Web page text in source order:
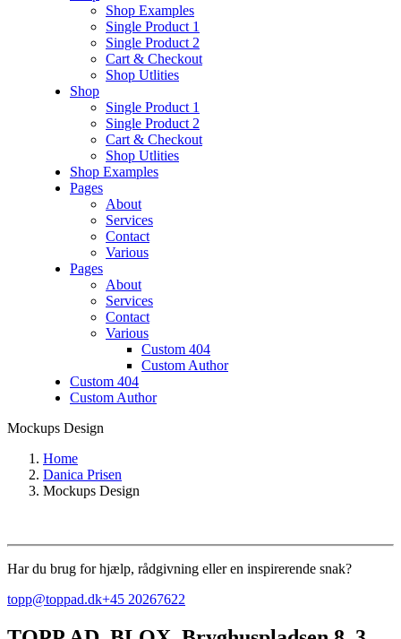
Shop Examples
Single Product 1
Single Product 2
Cart & Checkout
Shop Utlities
Shop
Single Product 1
Single Product 2
Cart & Checkout
Shop Utlities
Shop Examples
Pages
About
Services
Contact
Various
Pages
About
Services
Contact
Various
Custom 404
Custom Author
Custom 404
Custom Author
Mockups Design
Home
Danica Prisen
Mockups Design
Har du brug for hjælp, rådgivning eller en inspirerende snak?
topp@toppad.dk+45 20267622